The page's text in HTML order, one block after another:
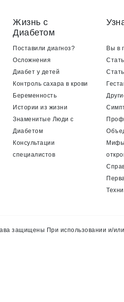
Жизнь с
Диабетом
Поставили диагноз?
Осложнения
Диабет у детей
Контроль сахара в крови
Беременность
Истории из жизни
Знаменитые Люди с
Диабетом
Консультации
специалистов
Вы в
защищены При использовании и/